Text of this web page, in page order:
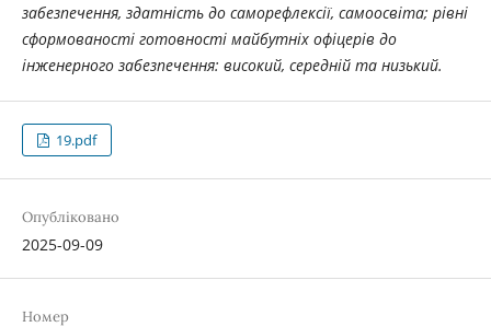
забезпечення, здатність до саморефлексії, самоосвіта; рівні
сформованості готовності майбутніх офіцерів до
інженерного забезпечення: високий, середній та низький.
19.pdf
Опубліковано
2025-09-09
Номер